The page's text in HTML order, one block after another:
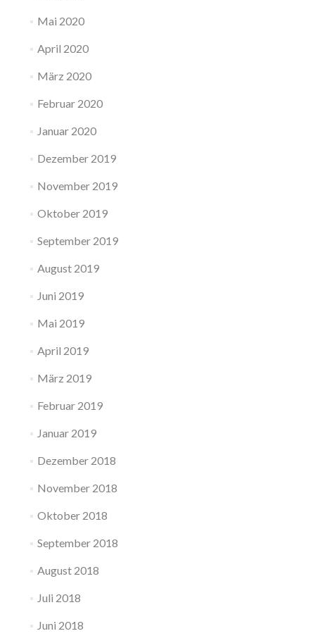
Mai 2020
April 2020
März 2020
Februar 2020
Januar 2020
Dezember 2019
November 2019
Oktober 2019
September 2019
August 2019
Juni 2019
Mai 2019
April 2019
März 2019
Februar 2019
Januar 2019
Dezember 2018
November 2018
Oktober 2018
September 2018
August 2018
Juli 2018
Juni 2018